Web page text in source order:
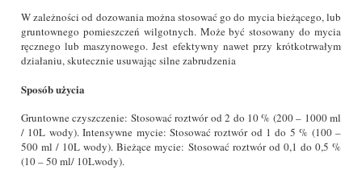
W zależności od dozowania można stosować go do mycia bieżącego, lub
gruntownego pomieszczeń wilgotnych. Może być stosowany do mycia
ręcznego lub maszynowego. Jest efektywny nawet przy krótkotrwałym
działaniu, skutecznie usuwając silne zabrudzenia
Sposób użycia
Gruntowne czyszczenie: Stosować roztwór od 2 do 10 % (200 – 1000 ml
/ 10L wody). Intensywne mycie: Stosować roztwór od 1 do 5 % (100 –
500 ml / 10L wody). Bieżące mycie: Stosować roztwór od 0,1 do 0,5 %
(10 – 50 ml/ 10Lwody).